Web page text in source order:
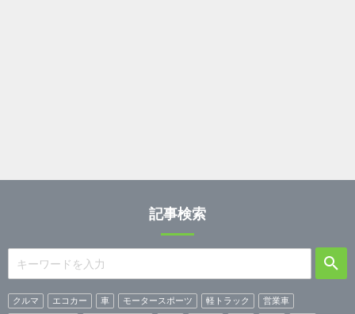
記事検索
クルマ エコカー 車 モータースポーツ 軽トラック
営業車